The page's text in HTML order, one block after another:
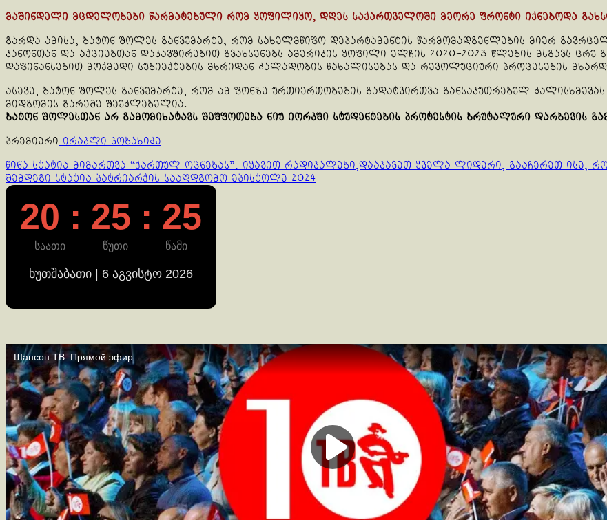
მაშინდელი მცდელობები წარმატებული რომ ყოფილიყო, დღეს საქართველოში მეორე ფრონტი იქნებოდა
გარდა ამისა, ბატონ შოლეს განვუმარტე, რომ სახელმწიფო დეპარტამენტის წარმომადგენლების მიერ
კანონთან და აქციებთან დაკავშირებით გვახსენებს ამერიკის ყოფილი ელჩის 2020-2023 წლების მსგავს ცრუ
დაფინანსებით მოქმედი სუბიექტების მხრიდან ძალადობის წახალისებას და რევოლუციური პროცესების
ასევე, ბატონ შოლეს განვუმარტე, რომ ამ ფონზე ურთიერთობების გადატვირთვა განსაკუთრებულ
მიდგომის გარეშე შეუძლებელია.
ბატონ შოლესთან არ გამომიხატავს შეშფოთება ნიუ იორკში სტუდენტების პროტესტის ბრუტალური დარბევის
პრემიერი ირაკლი კობახიძე
Continue
Reading
წინა სტატია მიმართვა “ქართულ ოცნებას”: იყავით რადიკალები,დააკავეთ ყველა ლიდერი, გააჩერეთ ისე,
შემდეგი სტატია პატრიარქის სააღდგომო ეპისტოლე 2024
20 : 25 : 26
საათი წუთი წამი
ხუთშაბათი | 6 აგვისტო 2026